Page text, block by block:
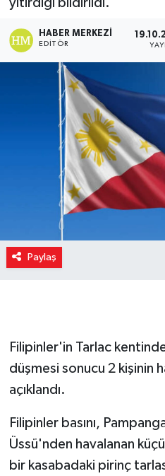
yitirdiği bildirildi.
HABER MERKEZI
EDITÖR
Paylaş
Filipinler'in Tarlac
düşmesi sonucu 2 kişinin
açıklandı.
Filipinler basını,
Üssü'nden havalanan
bir kasabadaki pirinç